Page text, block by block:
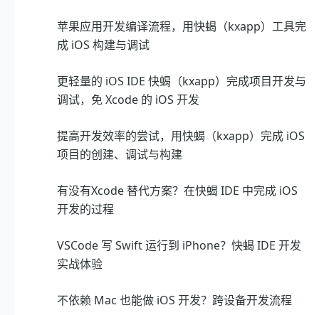
苹果应用开发编译流程，用快蝎（kxapp）工具完
成 iOS 构建与调试
更轻量的 iOS IDE 快蝎（kxapp）完成项目开发与
调试，免 Xcode 的 iOS 开发
提高开发效率的尝试，用快蝎（kxapp）完成 iOS
项目的创建、调试与构建
有没有Xcode 替代方案？在快蝎 IDE 中完成 iOS
开发的过程
VSCode 写 Swift 运行到 iPhone？快蝎 IDE 开发
实战体验
不依赖 Mac 也能做 iOS 开发？跨设备开发流程